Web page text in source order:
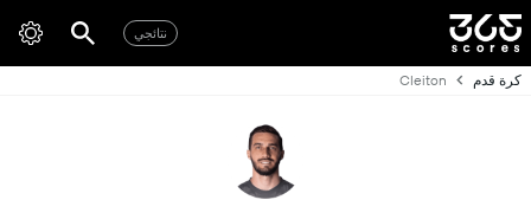
نتائجي
كرة قدم Cleiton